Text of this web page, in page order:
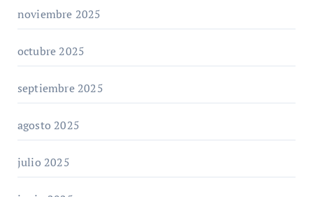
noviembre 2025
octubre 2025
septiembre 2025
agosto 2025
julio 2025